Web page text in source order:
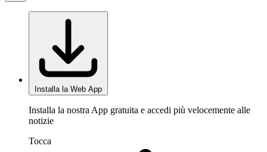
Installa la Web App
Installa la nostra App gratuita e accedi più velocemente alle
notizie
Tocca